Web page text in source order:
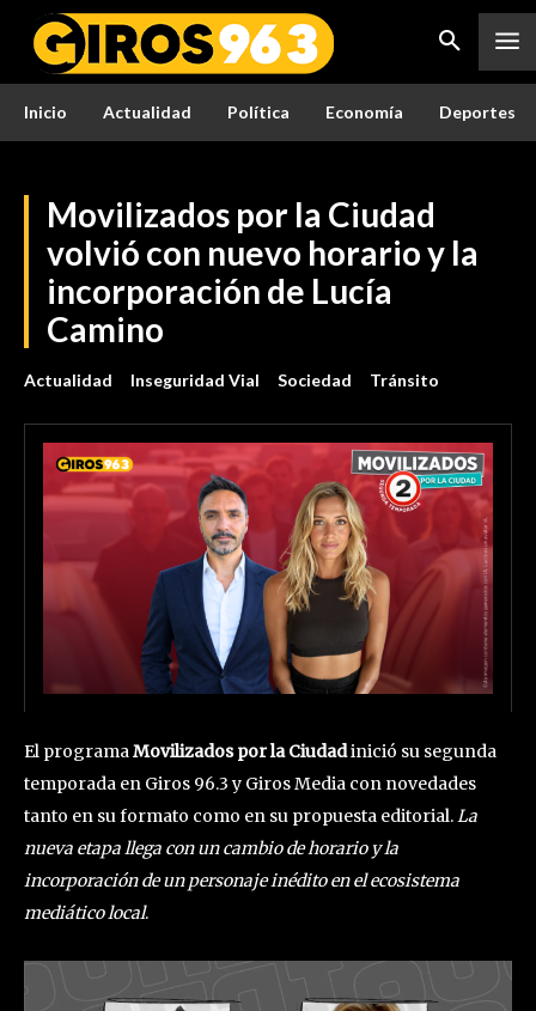
Inicio Actualidad Política Economía Deportes
Movilizados por la Ciudad
volvió con nuevo horario y la
incorporación de Lucía
Camino
Actualidad Inseguridad Vial Sociedad Tránsito
El programa Movilizados por la Ciudadinició su segunda
temporada en Giros 96.3 y Giros Media con novedades
tanto en su formato como en su propuesta editorial. La
nueva etapa llega con un cambio de horario y la
incorporación de un personaje inédito en el ecosistema
mediático local.